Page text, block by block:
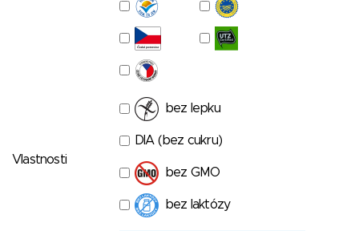
Vlastnosti
bez lepku
DIA (bez cukru)
bez GMO
bez laktózy